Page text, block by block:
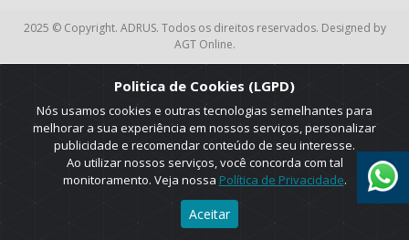
2025 © Copyright. ADRUS. Todos os direitos reservados. Designed by
AGT Online.
Politica de Cookies (LGPD)
Nós usamos cookies e outras tecnologias semelhantes para
melhorar a sua experiência em nossos serviços, personalizar
publicidade e recomendar conteúdo de seu interesse.
Ao utilizar nossos serviços, você concorda com tal
monitoramento. Veja nossa Política de Privacidade.
Aceitar